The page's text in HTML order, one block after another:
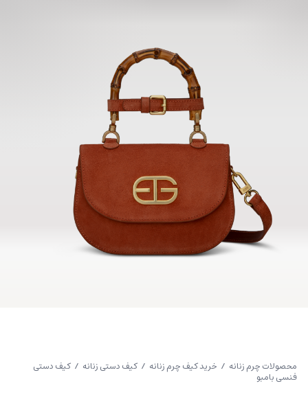
محصولات چرم زنانه / خرید کیف چرم زنانه / کیف دستی زنانه / کیف دستی
فنسی بامبو